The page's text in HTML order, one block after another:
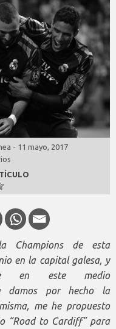
- 11 mayo, 2017
de esta
en la capital galesa, y
en este medio
damos por hecho la
me he propuesto
“Road to Cardiff” para